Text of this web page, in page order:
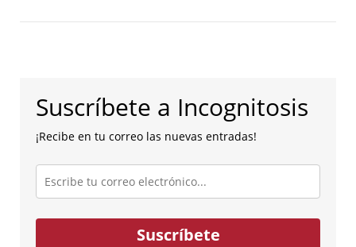
Suscríbete a Incognitosis
¡Recibe en tu correo las nuevas entradas!
Escribe
tu
correo
electrónico...
Suscríbete